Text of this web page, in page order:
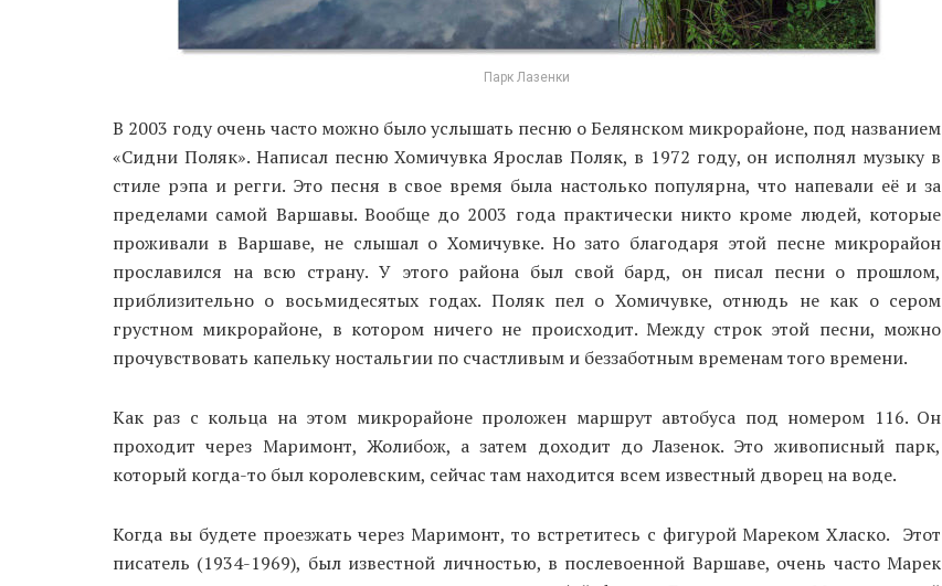
Парк Лазенки
В 2003 году очень часто можно было услышать песню о Белянском микрорайоне, под названием
«Сидни Поляк». Написал песню Хомичувка Ярослав Поляк, в 1972 году, он исполнял музыку в
стиле рэпа и регги. Это песня в свое время была настолько популярна, что напевали её и за
пределами самой Варшавы. Вообще до 2003 года практически никто кроме людей, которые
проживали в Варшаве, не слышал о Хомичувке. Но зато благодаря этой песне микрорайон
прославился на всю страну. У этого района был свой бард, он писал песни о прошлом,
приблизительно о восьмидесятых годах. Поляк пел о Хомичувке, отнюдь не как о сером
грустном микрорайоне, в котором ничего не происходит. Между строк этой песни, можно
прочувствовать капельку ностальгии по счастливым и беззаботным временам того времени.
Как раз с кольца на этом микрорайоне проложен маршрут автобуса под номером 116. Он
проходит через Маримонт, Жолибож, а затем доходит до Лазенок. Это живописный парк,
который когда-то был королевским, сейчас там находится всем известный дворец на воде.
Когда вы будете проезжать через Маримонт, то встретитесь с фигурой Мареком Хласко. Этот
писатель (1934-1969), был известной личностью, в послевоенной Варшаве, очень часто Марек